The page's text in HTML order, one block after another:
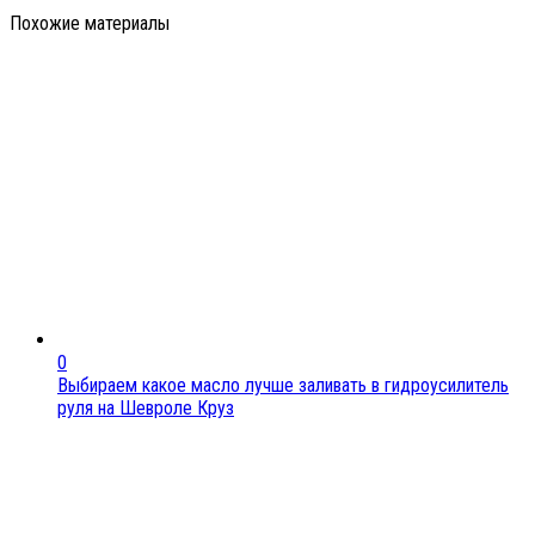
Похожие материалы
0
Выбираем какое масло лучше заливать в гидроусилитель
руля на Шевроле Круз